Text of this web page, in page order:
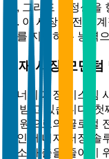
고, 그리드 안정성을
다. 이 시장은 전 세
표를 지원하는 능력
현재 시장 모멘텀
에너지 저장 시스템
을 받고 있습니다.
지 원으로의 글로벌
적인 에너지 저장
탄소 배출을 줄이기